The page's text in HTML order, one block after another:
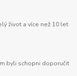
život a více než 10 let
byli schopni doporučit